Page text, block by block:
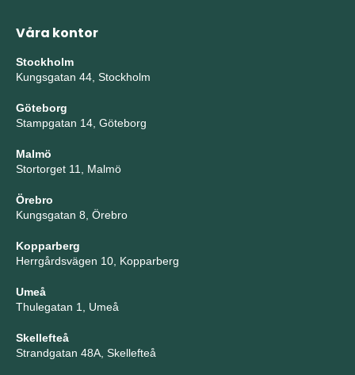
Våra kontor
Stockholm
Kungsgatan 44, Stockholm
Göteborg
Stampgatan 14, Göteborg
Malmö
Stortorget 11, Malmö
Örebro
Kungsgatan 8, Örebro
Kopparberg
Herrgårdsvägen 10, Kopparberg
Umeå
Thulegatan 1, Umeå
Skellefteå
Strandgatan 48A, Skellefteå